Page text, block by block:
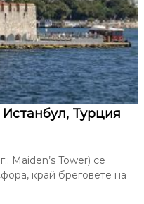
Турция
Maiden’s Tower) се
край бреговете на